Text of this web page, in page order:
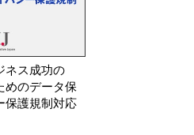
ネス成功の
めのデータ保
保護規制対応